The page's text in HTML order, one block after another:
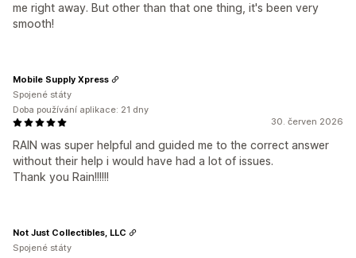
me right away. But other than that one thing, it's been very
smooth!
30. červen 2026
RAIN was super helpful and guided me to the correct answer
without their help i would have had a lot of issues.
Thank you Rain!!!!!!
Mobile Supply Xpress
Spojené státy
Doba používání aplikace: 21 dny
Not Just Collectibles, LLC
Spojené státy